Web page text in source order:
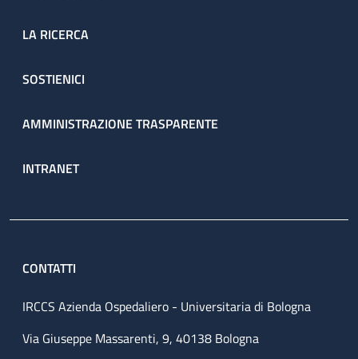
LA RICERCA
SOSTIENICI
AMMINISTRAZIONE TRASPARENTE
INTRANET
CONTATTI
IRCCS Azienda Ospedaliero - Universitaria di Bologna
Via Giuseppe Massarenti, 9, 40138 Bologna